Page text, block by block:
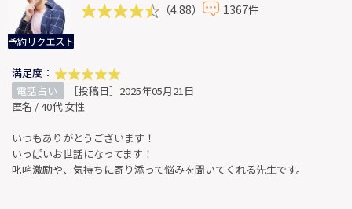
予約リクエスト
（4.88） 1367件
満足度：
電話占い
［投稿日］2025年05月21日
匿名 / 40代 女性
いつもありがとうございます！
いっぱいお世話になってます！
叱咤激励や、気持ちに寄り添って悩みを聞いてくれる先生です。